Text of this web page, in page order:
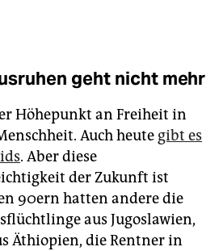
geht nicht mehr
Höhepunkt an Freiheit in
Auch heute gibt es
. Aber diese
der Zukunft ist
90ern hatten andere die
aus Jugoslawien,
Äthiopien, die Rentner in